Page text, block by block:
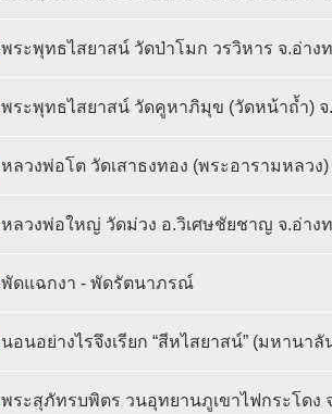
พระพุทธไสยาสน์ วัดป่าโมก วรวิหาร จ.อ่าง
พระพุทธไสยาสน์ วัดคูหาภิมุข (วัดหน้าถ้ำ) จ
หลวงพ่อโต วัดเสาธงทอง (พระอารามหลวง
หลวงพ่อใหญ่ วัดม่วง อ.วิเศษชัยชาญ จ.อ่าง
พัดแฉกงา - พัดรัตนาภรณ์
นอนอย่างไรจึงเรียก “สีหไสยาสน์” (มหานาลั
พระสุภัทรบพิตร วนอุทยานภูเขาไฟกระโดง